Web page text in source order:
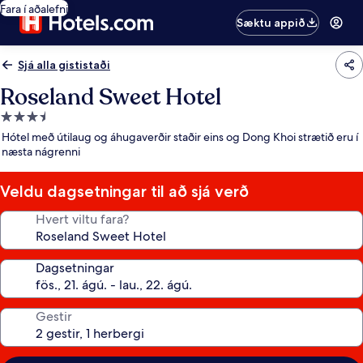
Fara í aðalefni
Sæktu appið
Sjá alla gististaði
Roseland Sweet Hotel
3.5
stjörnu
gististaður
Hótel með útilaug og áhugaverðir staðir eins og Dong Khoi strætið eru í
næsta nágrenni
Veldu dagsetningar til að sjá verð
Hvert viltu fara?
Dagsetningar
Gestir